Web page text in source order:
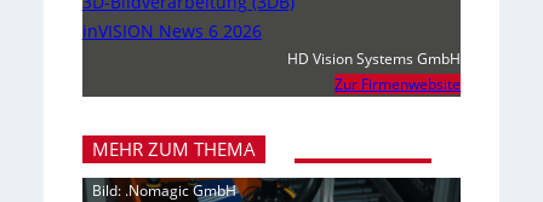
inVISION News 6 2026
HD Vision Systems GmbH
Zur Firmenwebsite
MEHR ZUM THEMA
Bild: .Nomagic GmbH